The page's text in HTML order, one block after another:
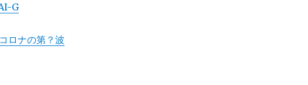
G
ロナの第？波